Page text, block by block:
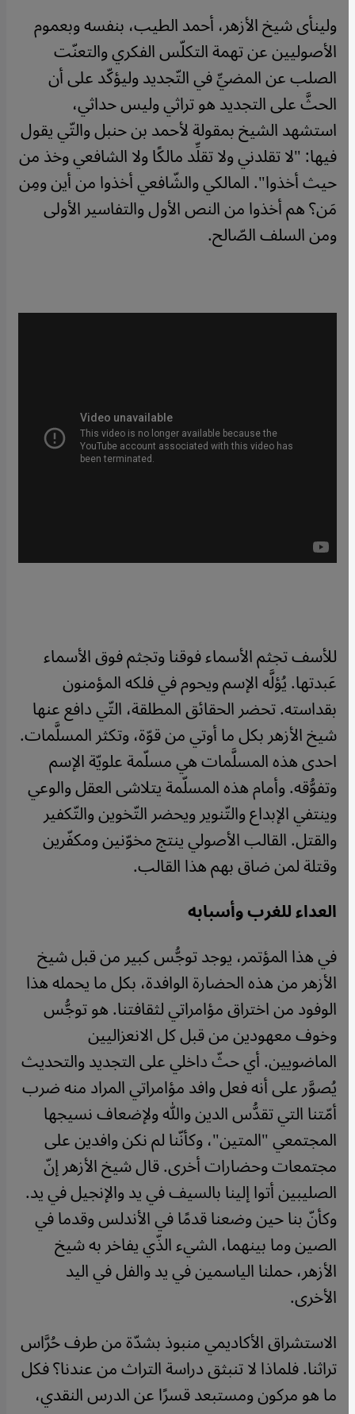
ولينأى شيخ الأزهر، أحمد الطيب، بنفسه وبعموم
الأصوليين عن تهمة التكلّس الفكري والتعنّت
الصلب عن المضيِّ في التّجديد وليؤكّد على أن
الحثَّ على التجديد هو تراثي وليس حداثي،
استشهد الشيخ بمقولة لأحمد بن حنبل والتّي يقول
فيها: "لا تقلدني ولا تقلِّد مالكًا ولا الشافعي وخذ من
حيث أخذوا". المالكي والشّافعي أخذوا من أين ومِن
مَن؟ هم أخذوا من النص الأول والتفاسير الأولى
ومن السلف الصّالح.
للأسف تجثم الأسماء فوقنا وتجثم فوق الأسماء
عَبدتها. يُؤلَّه الإسم ويحوم في فلكه المؤمنون
بقداسته. تحضر الحقائق المطلقة، التّي دافع عنها
شيخ الأزهر بكل ما أوتي من قوّة، وتكثر المسلَّمات.
احدى هذه المسلَّمات هي مسلّمة علويّة الإسم
وتفوُّقه. وأمام هذه المسلّمة يتلاشى العقل والوعي
وينتفي الإبداع والتّنوير ويحضر التّخوين والتّكفير
والقتل. القالب الأصولي ينتج مخوّنين ومكفّرين
وقتلة لمن ضاق بهم هذا القالب.
العداء للغرب وأسبابه
في هذا المؤتمر، يوجد توجُّس كبير من قبل شيخ
الأزهر من هذه الحضارة الوافدة، بكل ما يحمله هذا
الوفود من اختراق مؤامراتي لثقافتنا. هو توجُّس
وخوف معهودين من قبل كل الانعزاليين
الماضويين. أي حثّ داخلي على التجديد والتحديث
يُصوَّر على أنه فعل وافد مؤامراتي المراد منه ضرب
أمّتنا التي تقدُّس الدين والله ولإضعاف نسيجها
المجتمعي "المتين"، وكأنّنا لم نكن وافدين على
مجتمعات وحضارات أخرى. قال شيخ الأزهر إنّ
الصليبين أتوا إلينا بالسيف في يد والإنجيل في يد.
وكأنّ بنا حين وضعنا قدمًا في الأندلس وقدما في
الصين وما بينهما، الشيء الذّي يفاخر به شيخ
الأزهر، حملنا الياسمين في يد والفل في اليد
الأخرى.
الاستشراق الأكاديمي منبوذ بشدّة من طرف حُرَّاس
تراثنا. فلماذا لا تنبثق دراسة التراث من عندنا؟ فكل
ما هو مركون ومستبعد قسرًا عن الدرس النقدي،